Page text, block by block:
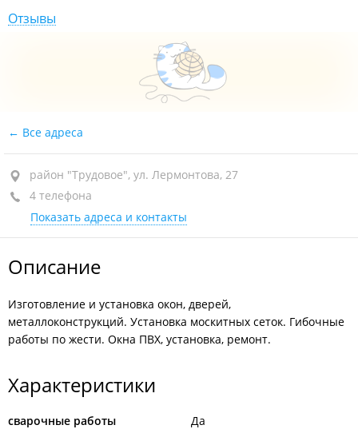
Отзывы
Все адреса
район "Трудовое", ул. Лермонтова, 27
4 телефона
Показать адреса и контакты
Описание
Изготовление и установка окон, дверей,
металлоконструкций. Установка москитных сеток. Гибочные
работы по жести. Окна ПВХ, установка, ремонт.
Характеристики
сварочные работы Да